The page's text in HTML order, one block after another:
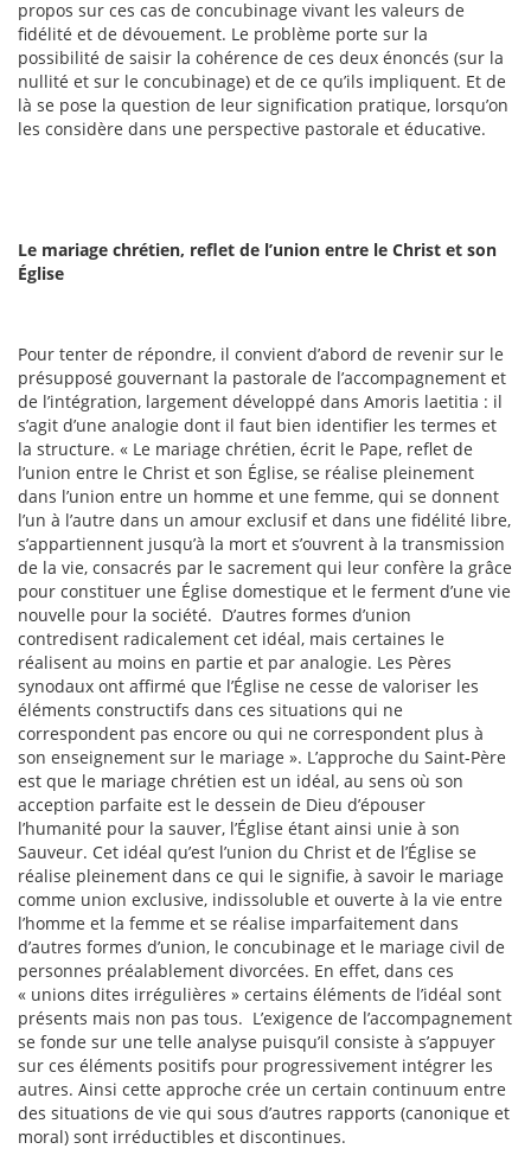
propos sur ces cas de concubinage vivant les valeurs de
fidélité et de dévouement. Le problème porte sur la
possibilité de saisir la cohérence de ces deux énoncés (sur la
nullité et sur le concubinage) et de ce qu’ils impliquent. Et de
là se pose la question de leur signification pratique, lorsqu’on
les considère dans une perspective pastorale et éducative.
Le mariage chrétien, reflet de l’union entre le Christ et son
Église
Pour tenter de répondre, il convient d’abord de revenir sur le
présupposé gouvernant la pastorale de l’accompagnement et
de l’intégration, largement développé dans Amoris laetitia : il
s’agit d’une analogie dont il faut bien identifier les termes et
la structure. « Le mariage chrétien, écrit le Pape, reflet de
l’union entre le Christ et son Église, se réalise pleinement
dans l’union entre un homme et une femme, qui se donnent
l’un à l’autre dans un amour exclusif et dans une fidélité libre,
s’appartiennent jusqu’à la mort et s’ouvrent à la transmission
de la vie, consacrés par le sacrement qui leur confère la grâce
pour constituer une Église domestique et le ferment d’une vie
nouvelle pour la société. D’autres formes d’union
contredisent radicalement cet idéal, mais certaines le
réalisent au moins en partie et par analogie. Les Pères
synodaux ont affirmé que l’Église ne cesse de valoriser les
éléments constructifs dans ces situations qui ne
correspondent pas encore ou qui ne correspondent plus à
son enseignement sur le mariage ». L’approche du Saint-Père
est que le mariage chrétien est un idéal, au sens où son
acception parfaite est le dessein de Dieu d’épouser
l’humanité pour la sauver, l’Église étant ainsi unie à son
Sauveur. Cet idéal qu’est l’union du Christ et de l’Église se
réalise pleinement dans ce qui le signifie, à savoir le mariage
comme union exclusive, indissoluble et ouverte à la vie entre
l’homme et la femme et se réalise imparfaitement dans
d’autres formes d’union, le concubinage et le mariage civil de
personnes préalablement divorcées. En effet, dans ces
« unions dites irrégulières » certains éléments de l’idéal sont
présents mais non pas tous. L’exigence de l’accompagnement
se fonde sur une telle analyse puisqu’il consiste à s’appuyer
sur ces éléments positifs pour progressivement intégrer les
autres. Ainsi cette approche crée un certain continuum entre
des situations de vie qui sous d’autres rapports (canonique et
moral) sont irréductibles et discontinues.